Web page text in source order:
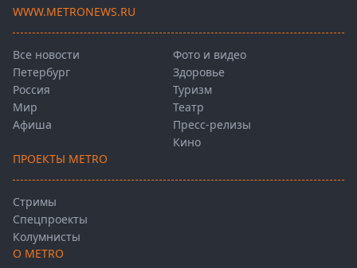
WWW.METRONEWS.RU
Все новости
Петербург
Россия
Мир
Афиша
Фото и видео
Здоровье
Туризм
Театр
Пресс-релизы
Кино
ПРОЕКТЫ METRO
Стримы
Спецпроекты
Колумнисты
О METRO